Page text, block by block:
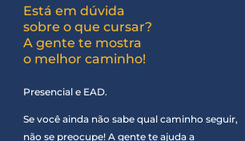
Está em dúvida
sobre o que cursar?
A gente te mostra
o melhor caminho!
Presencial e EAD.
Se você ainda não sabe qual caminho seguir,
não se preocupe! A gente te ajuda a